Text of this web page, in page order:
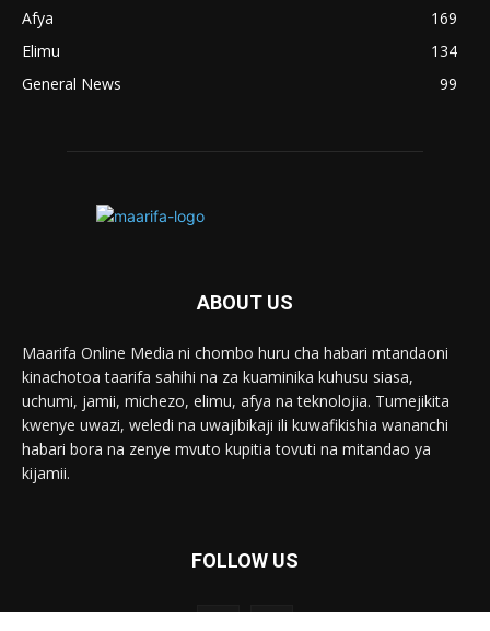
Afya
169
Elimu
134
General News
99
ABOUT US
Maarifa Online Media ni chombo huru cha habari mtandaoni
kinachotoa taarifa sahihi na za kuaminika kuhusu siasa,
uchumi, jamii, michezo, elimu, afya na teknolojia. Tumejikita
kwenye uwazi, weledi na uwajibikaji ili kuwafikishia wananchi
habari bora na zenye mvuto kupitia tovuti na mitandao ya
kijamii.
FOLLOW US